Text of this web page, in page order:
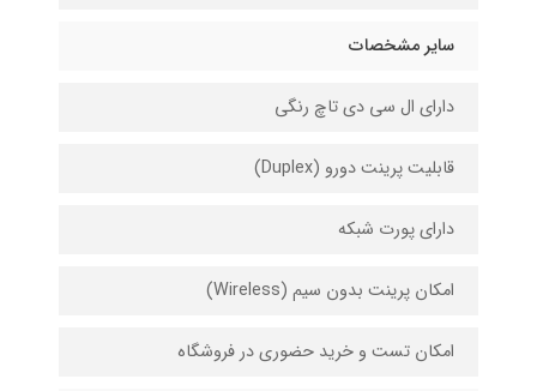
سایر مشخصات
دارای ال سی دی تاچ رنگی
قابلیت پرینت دورو (Duplex)
دارای پورت شبکه
امکان پرینت بدون سیم (Wireless)
امکان تست و خرید حضوری در فروشگاه